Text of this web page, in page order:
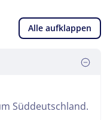
Alle aufklappen
Süddeutschland.